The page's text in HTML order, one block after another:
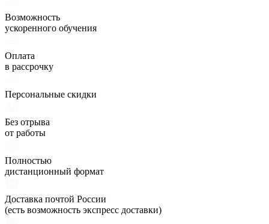
Возможность
ускоренного обучения
Оплата
в рассрочку
Персональные скидки
Без отрыва
от работы
Полностью
дистанционный формат
Доставка почтой России
(есть возможность экспресс доставки)